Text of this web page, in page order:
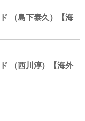
（島下泰久）【海
（西川淳）【海外